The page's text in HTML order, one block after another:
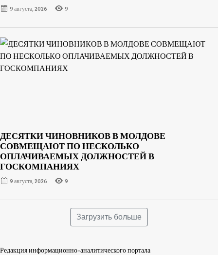
9 августа, 2026 9
ДЕСЯТКИ ЧИНОВНИКОВ В МОЛДОВЕ
СОВМЕЩАЮТ ПО НЕСКОЛЬКО
ОПЛАЧИВАЕМЫХ ДОЛЖНОСТЕЙ В
ГОСКОМПАНИЯХ
9 августа, 2026 9
Загрузить больше
Редакция информационно-аналитического портала